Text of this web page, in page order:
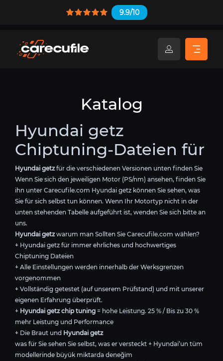
9.9/10
Katalog
Hyundai getz
Chiptuning-Dateien für
Hyundai getzfür die verschiedenen Versionen unten finden Sie
Wenn Sie sich den jeweiligen Motor (PS/nm) ansehen, finden Sie
ihn unter Carecufile.com Hyundai getz können Sie sehen, was
Sie für sich selbst tun können. Wenn Ihr Motortyp nicht in der
unten stehenden Tabelle aufgeführt ist, wenden Sie sich bitte an
uns.
Hyundai getzwarum man Sollten Sie Carecufile.com wählen?
+ Hyundai getz für immer ehrliches und hochwertiges
Chiptuning Dateien
+ Alle Einstellungen werden innerhalb der Werksgrenzen
vorgenommen
+ Vollständig getestet (auf unserem Prüfstand) und mit unserer
eigenen Erfahrung überprüft.
+ Hyundai getz chip tuning = hohe Leistung. 25 % / Bis zu 30 %
mehr Leistung und Performance
+ Die Braut und Hyundai getz
was für Sie sehen Sie selbst, was er versteckt + Hyundai’un tüm
modellerinde büyük miktarda deneğim